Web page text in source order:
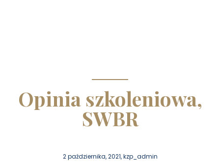
Opinia szkoleniowa,
SWBR
2 października, 2021, kzp_admin